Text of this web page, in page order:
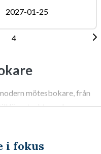
2027-01-25
4
mötesbokare, från
lönestruktur och
i fokus